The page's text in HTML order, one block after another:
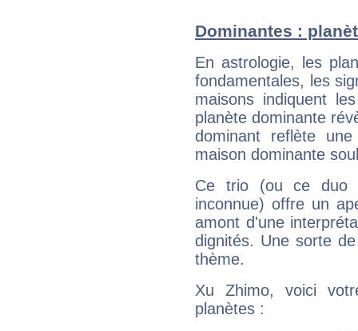
Dominantes :
En astrologie, les
fondamentales, les
maisons indiquent
planète dominante
dominant reflète
maison dominante
Ce trio (ou ce duo
inconnue) offre un
amont d'une
dignités. Une sorte
thème.
Xu Zhimo, voici
planètes :